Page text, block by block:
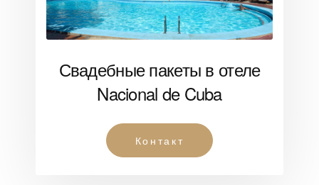
Свадебные пакеты в отеле
Nacional de Cuba
Контакт